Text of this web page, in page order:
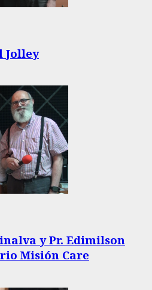
Jolley
y Pr. Edimilson
Misión Care